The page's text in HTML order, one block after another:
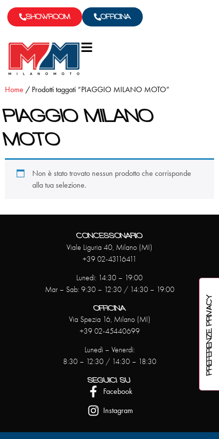
SHOWROOM OFFICINA
Home / Prodotti taggati “PIAGGIO MILANO MOTO”
PIAGGIO MILANO
MOTO
Non è stato trovato nessun prodotto che corrisponde
alla tua selezione.
CONCESSONARIO
Viale Liguria 40, Milano (MI)
+39 02-43116411
Lunedì: 14:30 – 19:00
Mar – Sab: 9:30 – 12:30 / 14:30 – 19:00
OFFICINA
Via Spezia 16, Milano (MI)
+39 02-45440699
Lunedì – Venerdì:
8:30 – 12:30 / 14:30 – 18:30
SEGUICI SU
Facebook
Instagram